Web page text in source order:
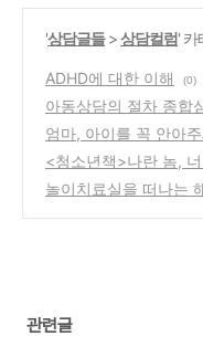
'상담글들>상담컬럼' 카
ADHD에 대한 이해 (0)
아동상담의 절차 종합
엄마, 아이를 꼭 안아
<청소년책>나란 놈,
관계를 생각하다
(0)
놀이치료실을 떠나는
관련글